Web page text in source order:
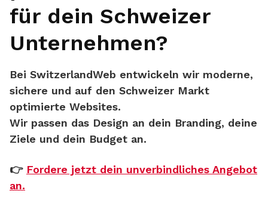
für dein Schweizer
Unternehmen?
Bei SwitzerlandWeb entwickeln wir moderne,
sichere und auf den Schweizer Markt
optimierte Websites.
Wir passen das Design an dein Branding, deine
Ziele und dein Budget an.
👉 Fordere jetzt dein unverbindliches Angebot
an.